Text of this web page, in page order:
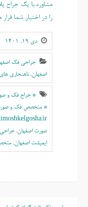
مشاوره با یک جراح
را در اختیار شما
دی ۱۹, ۱۴۰۱
جراحی فک
اصفهان,ناهنجاری
* جراح فک و
* متخصص فک و
صورت اصفهان,
ایمپلنت اصفهان,
راهبری